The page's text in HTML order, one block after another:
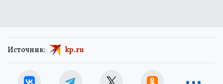
Источник: kp.ru